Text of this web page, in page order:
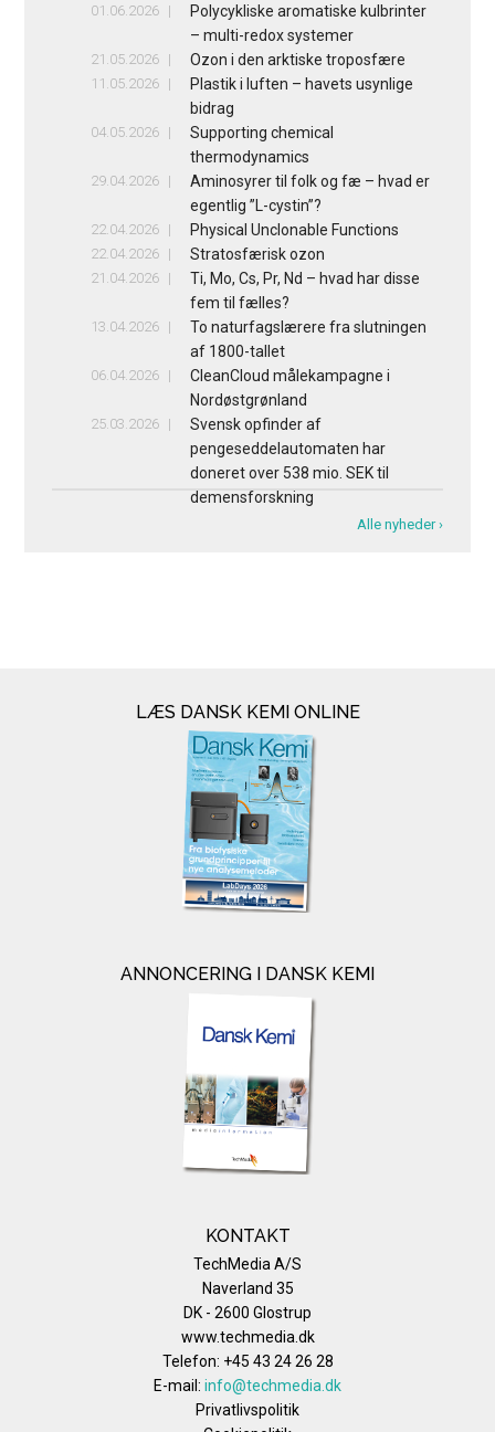
01.06.2026
Polycykliske aromatiske kulbrinter
– multi-redox systemer
21.05.2026 Ozon i den arktiske troposfære
11.05.2026
Plastik i luften – havets usynlige
bidrag
04.05.2026
Supporting chemical
thermodynamics
29.04.2026
Aminosyrer til folk og fæ – hvad er
egentlig ”L-cystin”?
22.04.2026 Physical Unclonable Functions
22.04.2026 Stratosfærisk ozon
21.04.2026
Ti, Mo, Cs, Pr, Nd – hvad har disse
fem til fælles?
13.04.2026
To naturfagslærere fra slutningen
af 1800-tallet
06.04.2026
CleanCloud målekampagne i
Nordøstgrønland
25.03.2026
Svensk opfinder af
pengeseddelautomaten har
doneret over 538 mio. SEK til
demensforskning
Alle nyheder ›
LÆS DANSK KEMI ONLINE
ANNONCERING I DANSK KEMI
KONTAKT
TechMedia A/S
Naverland 35
DK - 2600 Glostrup
www.techmedia.dk
Telefon: +45 43 24 26 28
E-mail: info@techmedia.dk
Privatlivspolitik